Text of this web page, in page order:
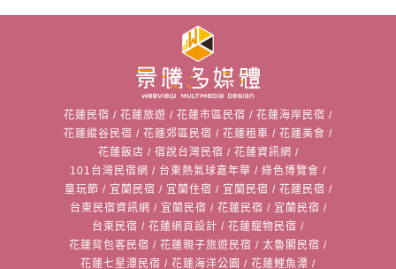
花蓮民宿 / 花蓮旅遊 / 花蓮市區民宿 / 花蓮海岸民宿 /
花蓮縱谷民宿 / 花蓮郊區民宿 / 花蓮租車 / 花蓮美食 /
花蓮飯店 / 宿說台灣民宿 / 花蓮資訊網 /
101台灣民宿網 / 台東熱氣球嘉年華 / 綠色博覽會 /
童玩節 / 宜蘭民宿 / 宜蘭住宿 / 宜蘭民宿 / 花蓮民宿 /
台東民宿資訊網 / 宜蘭民宿 / 花蓮民宿 / 宜蘭民宿 /
台東民宿 / 花蓮網頁設計 / 花蓮寵物民宿 /
花蓮背包客民宿 / 花蓮親子旅遊民宿 / 太魯閣民宿 /
花蓮七星潭民宿 / 花蓮海洋公園 / 花蓮鯉魚潭 /